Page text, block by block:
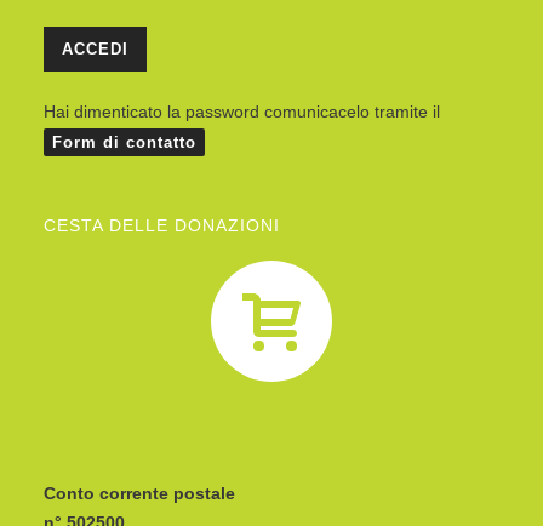
Hai dimenticato la password comunicacelo tramite il
Form di contatto
CESTA DELLE DONAZIONI
Conto corrente postale